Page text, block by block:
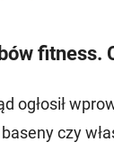
ogłosił
czy